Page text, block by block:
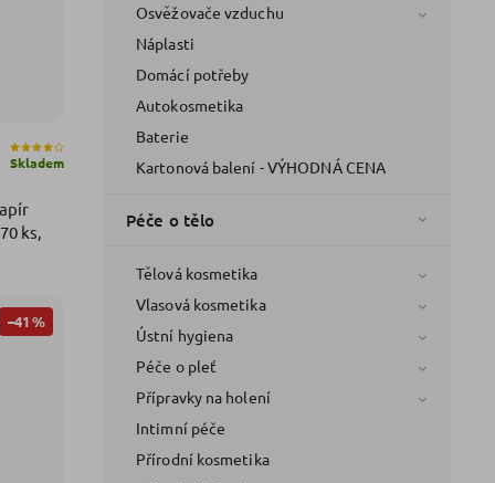
Osvěžovače vzduchu
Náplasti
Domácí potřeby
Autokosmetika
Baterie
Kartonová balení - VÝHODNÁ CENA
Péče o tělo
Tělová kosmetika
Vlasová kosmetika
Ústní hygiena
Péče o pleť
Přípravky na holení
Intimní péče
Přírodní kosmetika
ks,
Skladem
–41 %